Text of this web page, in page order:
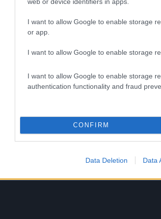
I want to allow Google to enable storage
or app.
I want to allow Google to enable storage
I want to allow Google to enable storage
authentication functionality and fraud
CONFIRM
Data Deletion Data
IN UN INCIDENTE IN SARDEGNA
a Roma, la
il villaggio
d’Europa
Alla
arriva
tutto dopo
Successiva
la protesta